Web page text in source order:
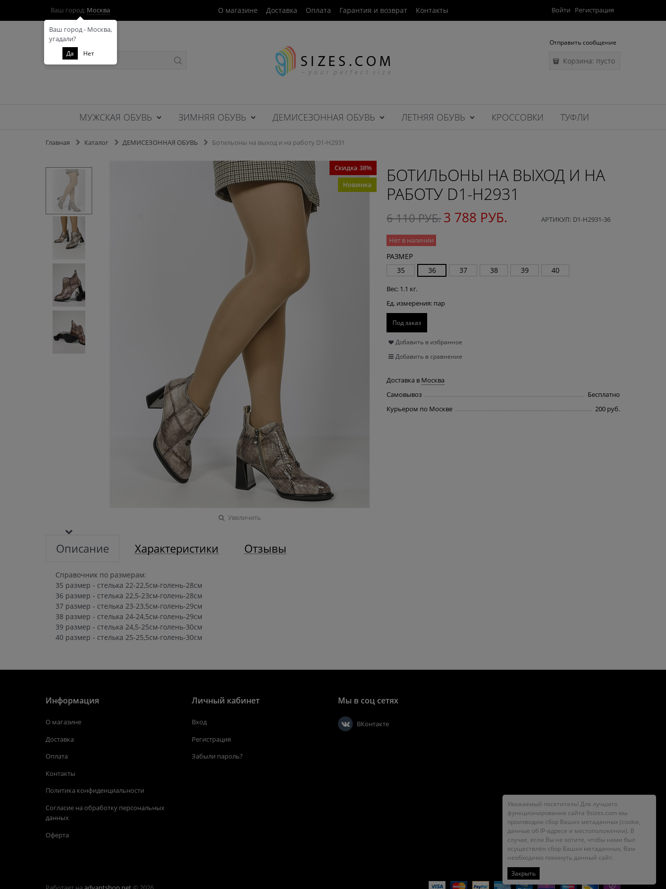
Ваш город: Москва О магазине Доставка Оплата Гарантия и возврат Контакты Войти Регистрация
Отправить сообщение
Корзина: пусто
МУЖСКАЯ ОБУВЬ ЗИМНЯЯ ОБУВЬ ДЕМИСЕЗОННАЯ ОБУВЬ ЛЕТНЯЯ ОБУВЬ КРОССОВКИ ТУФЛИ
Главная Каталог ДЕМИСЕЗОННАЯ ОБУВЬ Ботильоны на выход и на работу D1-H2931
Скидка 38%
Новинка
Увеличить
БОТИЛЬОНЫ НА ВЫХОД И НА
РАБОТУ D1-H2931
6 110 РУБ. 3 788 РУБ. АРТИКУЛ: D1-H2931-36
Нет в наличии
РАЗМЕР
35
36 37 38 39 40
Вес: 1.1 кг.
Ед. измерения: пар
Под заказ
Добавить в избранное
Добавить в сравнение
Доставка в Москва
Самовывоз
Бесплатно
Курьером по Москве
200 руб.
Описание Характеристики Отзывы
Справочник по размерам:
35 размер - стелька 22-22,5см-голень-28см
36 размер - стелька 22,5-23см-голень-28см
37 размер - стелька 23-23,5см-голень-29см
38 размер - стелька 24-24,5см-голень-29см
39 размер - стелька 24,5-25см-голень-30см
40 размер - стелька 25-25,5см-голень-30см
Информация
О магазине
Доставка
Оплата
Контакты
Политика конфиденциальности
Согласие на обработку персональных
данных
Оферта
Личный кабинет
Вход
Регистрация
Забыли пароль?
Мы в соц сетях
ВКонтакте
Ваш город - Москва,
угадали?
Да Нет
Уважаемый посетитель! Для лучшего
функционирования сайта 9sizes.com мы
производим сбор Ваших метаданных (cookie,
данные об IP-адресе и местоположении). В
случае, если Вы не хотите, чтобы нами был
осуществлён сбор Ваших метаданных, Вам
необходимо покинуть данный сайт.
Закрыть